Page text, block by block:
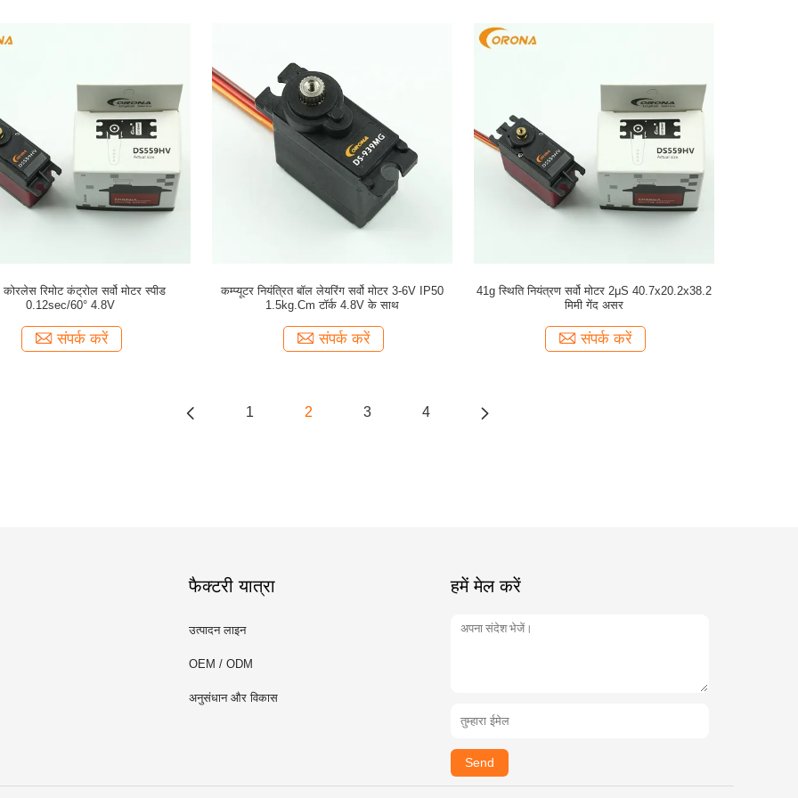
रिमोट कंट्रोल सर्वो मोटर स्पीड
0.12sec/60° 4.8V
संपर्क करें
कम्प्यूटर नियंत्रित बॉल लेयरिंग सर्वो मोटर 3-6V IP50
1.5kg.Cm टॉर्क 4.8V के साथ
संपर्क करें
41g स्थिति नियंत्रण सर्वो मोटर 2μS 40.7x20.2x38.2
मिमी गेंद असर
संपर्क करें
1 2 3 4
फैक्टरी यात्रा
उत्पादन लाइन
OEM / ODM
अनुसंधान और विकास
हमें मेल करें
Send